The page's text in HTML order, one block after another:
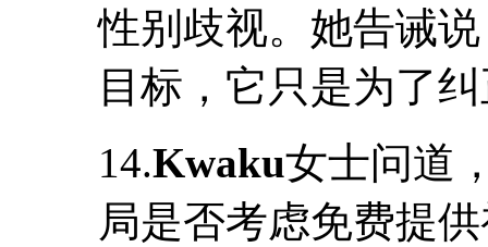
性别歧视。她告诫
目标，它只是为了
14.Kwaku女士问道
局是否考虑免费提